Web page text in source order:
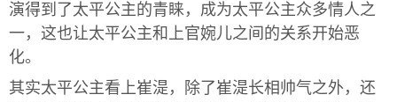
演得到了太平公主的青睐，成为太平公主众多情人之
一，这也让太平公主和上官婉儿之间的关系开始恶
化。
其实太平公主看上崔湜，除了崔湜长相帅气之外，还